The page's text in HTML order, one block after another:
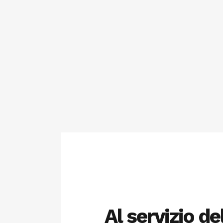
Al servizio